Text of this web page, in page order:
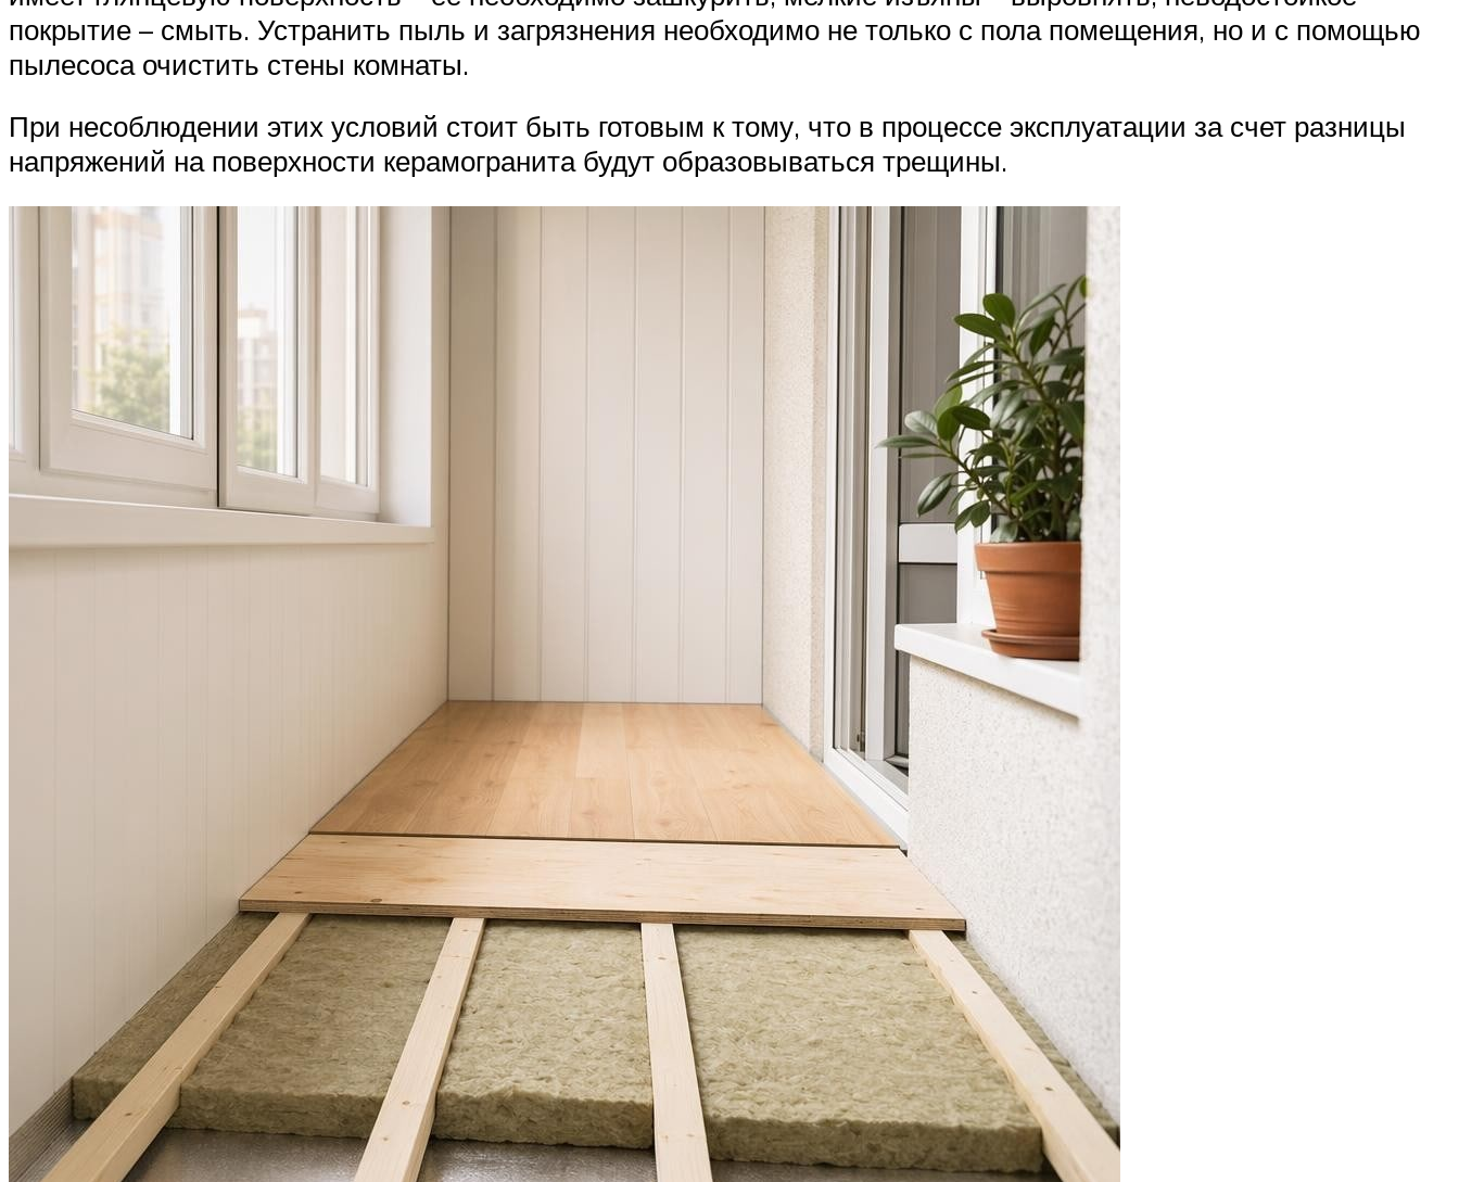
покрытие – смыть. Устранить пыль и загрязнения необходимо не только с пола помещения, но и с помощью
пылесоса очистить стены комнаты.
При несоблюдении этих условий стоит быть готовым к тому, что в процессе эксплуатации за счет разницы
напряжений на поверхности керамогранита будут образовываться трещины.